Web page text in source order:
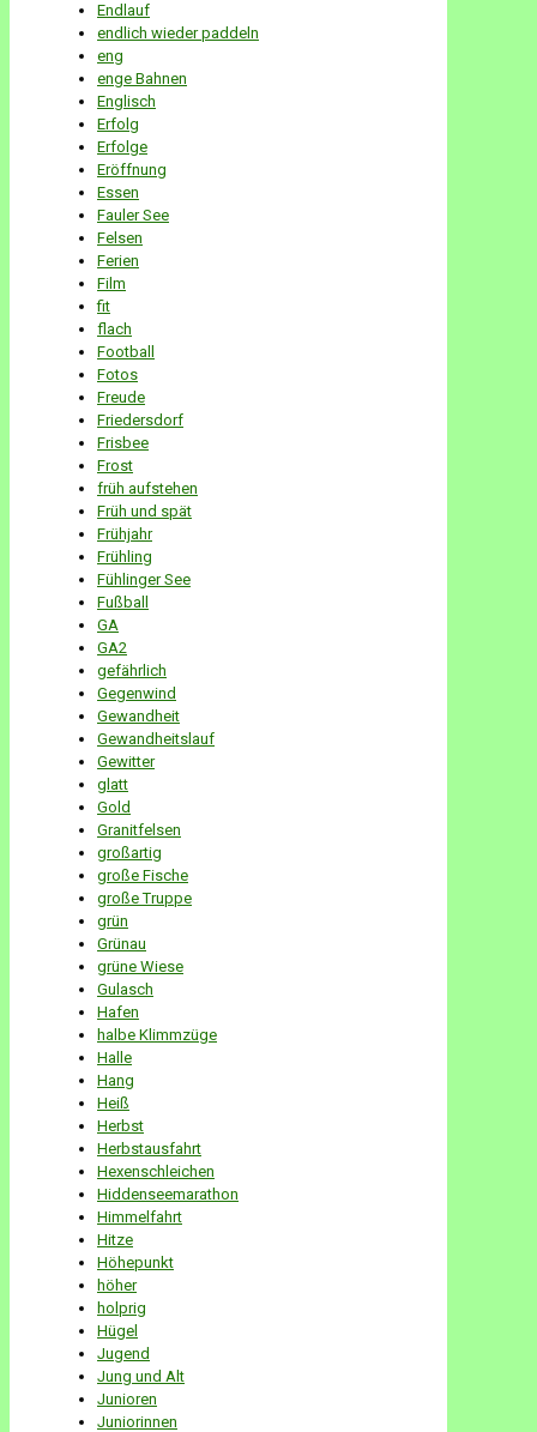
Endlauf
endlich wieder paddeln
eng
enge Bahnen
Englisch
Erfolg
Erfolge
Eröffnung
Essen
Fauler See
Felsen
Ferien
Film
fit
flach
Football
Fotos
Freude
Friedersdorf
Frisbee
Frost
früh aufstehen
Früh und spät
Frühjahr
Frühling
Fühlinger See
Fußball
GA
GA2
gefährlich
Gegenwind
Gewandheit
Gewandheitslauf
Gewitter
glatt
Gold
Granitfelsen
großartig
große Fische
große Truppe
grün
Grünau
grüne Wiese
Gulasch
Hafen
halbe Klimmzüge
Halle
Hang
Heiß
Herbst
Herbstausfahrt
Hexenschleichen
Hiddenseemarathon
Himmelfahrt
Hitze
Höhepunkt
höher
holprig
Hügel
Jugend
Jung und Alt
Junioren
Juniorinnen